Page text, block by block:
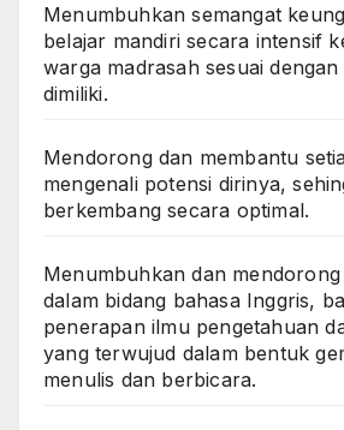
Menumbuhkan semangat
belajar mandiri secara intensif
warga madrasah sesuai
dimiliki.
Mendorong dan membantu
mengenali potensi dirinya,
berkembang secara optimal.
Menumbuhkan dan
dalam bidang bahasa Inggris,
penerapan ilmu pengetahuan
yang terwujud dalam bentuk
menulis dan berbicara.